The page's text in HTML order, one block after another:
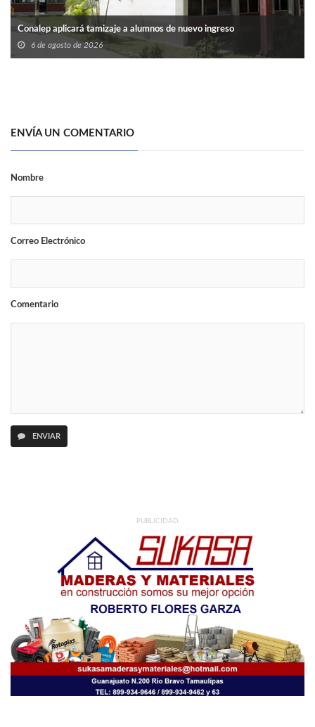
Conalep aplicará tamizaje a alumnos de nuevo ingreso
6 de agosto de 2026
ENVÍA UN COMENTARIO
Nombre
Correo Electrónico
Comentario
ENVIAR
PUBLICIDAD